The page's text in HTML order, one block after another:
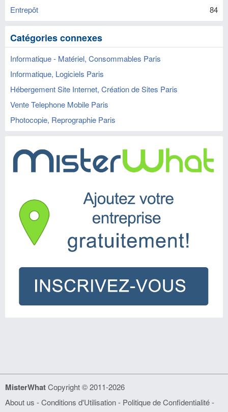
Entrepôt
84
Catégories connexes
Informatique - Matériel, Consommables Paris
Informatique, Logiciels Paris
Hébergement Site Internet, Création de Sites Paris
Vente Telephone Mobile Paris
Photocopie, Reprographie Paris
MisterWhatCopyright © 2011-2026
About us -Conditions d'Utilisation- Politique de Confidentialité-